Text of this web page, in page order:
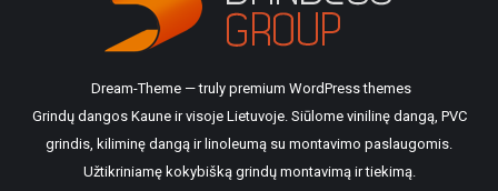
Dream-Theme — truly premium WordPress themes
Grindų dangos Kaune ir visoje Lietuvoje. Siūlome vinilinę dangą, PVC
grindis, kiliminę dangą ir linoleumą su montavimo paslaugomis.
Užtikriniamę kokybišką grindų montavimą ir tiekimą.